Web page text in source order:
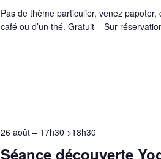
Pas de thème particulier, venez
café ou d’un thé. Gratuit – Sur
Séance découverte
26 août – 17h30 >18h30